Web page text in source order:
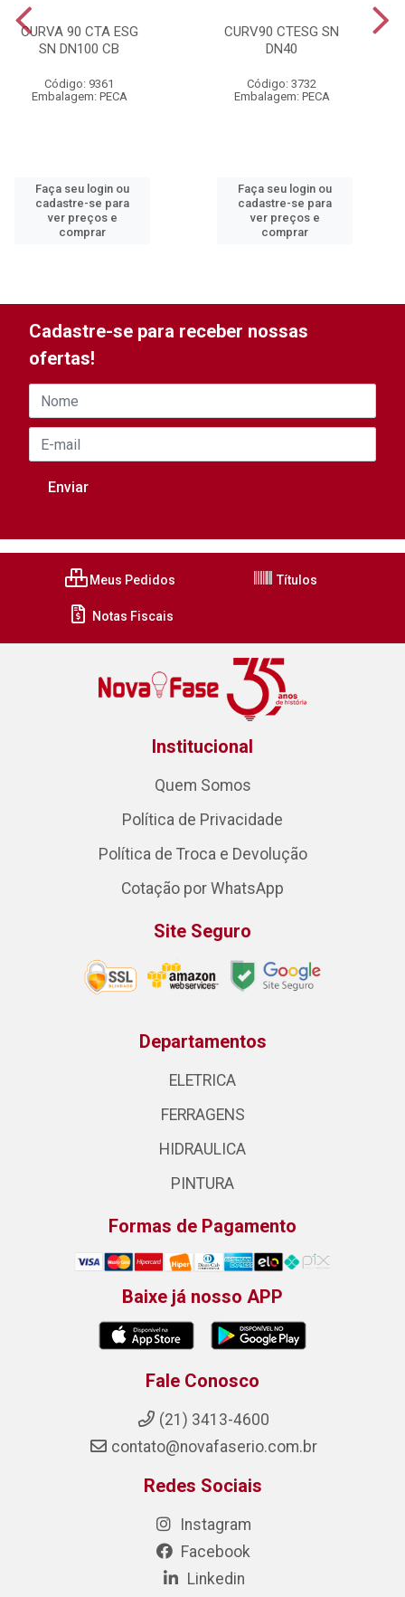
CURVA 90 CTA ESG
SN DN100 CB
Código: 9361
Embalagem: PECA
Faça seu login ou
cadastre-se para
ver preços e
comprar
CURV90 CTESG SN
DN40
Código: 3732
Embalagem: PECA
Faça seu login ou
cadastre-se para
ver preços e
comprar
Cadastre-se para receber nossas
ofertas!
Meus Pedidos Títulos
Notas Fiscais
Institucional
Quem Somos
Política de Privacidade
Política de Troca e Devolução
Cotação por WhatsApp
Site Seguro
Departamentos
ELETRICA
FERRAGENS
HIDRAULICA
PINTURA
Formas de Pagamento
Baixe já nosso APP
Fale Conosco
(21) 3413-4600
contato@novafaserio.com.br
Redes Sociais
Instagram
Facebook
Linkedin